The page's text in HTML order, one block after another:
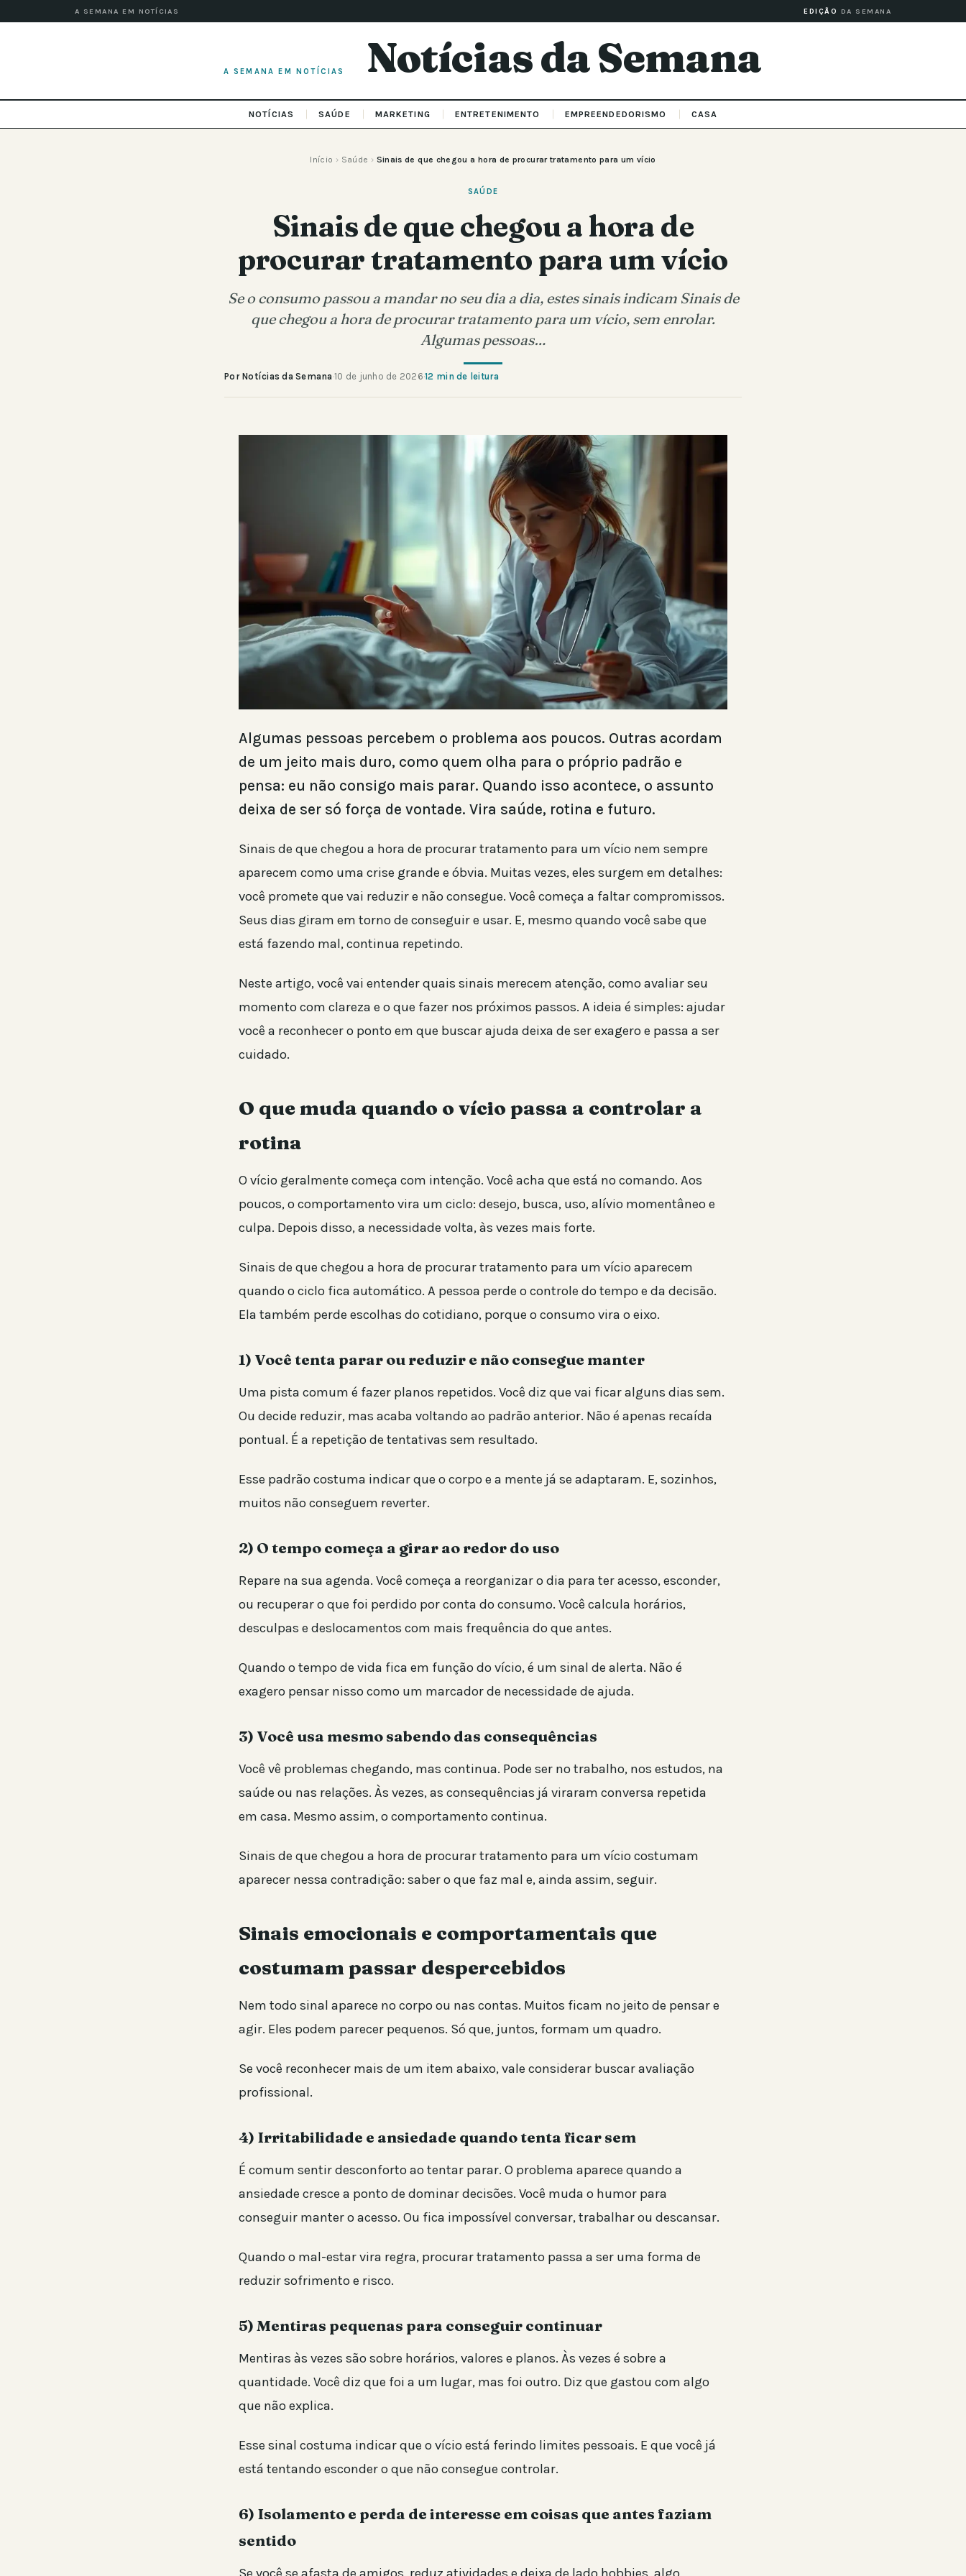
A SEMANA EM NOTÍCIAS EDIÇÃO DA SEMANA
A SEMANA EM NOTÍCIAS Notícias da Semana
NOTÍCIAS SAÚDE MARKETING ENTRETENIMENTO EMPREENDEDORISMO CASA
Início › Saúde › Sinais de que chegou a hora de procurar tratamento para um vício
SAÚDE
Sinais de que chegou a hora de
procurar tratamento para um vício
Se o consumo passou a mandar no seu dia a dia, estes sinais indicam Sinais de
que chegou a hora de procurar tratamento para um vício, sem enrolar.
Algumas pessoas…
Por Notícias da Semana ·10 de junho de 2026·12 min de leitura
Algumas pessoas percebem o problema aos poucos. Outras acordam
de um jeito mais duro, como quem olha para o próprio padrão e
pensa: eu não consigo mais parar. Quando isso acontece, o assunto
deixa de ser só força de vontade. Vira saúde, rotina e futuro.
Sinais de que chegou a hora de procurar tratamento para um vício nem sempre
aparecem como uma crise grande e óbvia. Muitas vezes, eles surgem em detalhes:
você promete que vai reduzir e não consegue. Você começa a faltar compromissos.
Seus dias giram em torno de conseguir e usar. E, mesmo quando você sabe que
está fazendo mal, continua repetindo.
Neste artigo, você vai entender quais sinais merecem atenção, como avaliar seu
momento com clareza e o que fazer nos próximos passos. A ideia é simples: ajudar
você a reconhecer o ponto em que buscar ajuda deixa de ser exagero e passa a ser
cuidado.
O que muda quando o vício passa a controlar a
rotina
O vício geralmente começa com intenção. Você acha que está no comando. Aos
poucos, o comportamento vira um ciclo: desejo, busca, uso, alívio momentâneo e
culpa. Depois disso, a necessidade volta, às vezes mais forte.
Sinais de que chegou a hora de procurar tratamento para um vício aparecem
quando o ciclo fica automático. A pessoa perde o controle do tempo e da decisão.
Ela também perde escolhas do cotidiano, porque o consumo vira o eixo.
1) Você tenta parar ou reduzir e não consegue manter
Uma pista comum é fazer planos repetidos. Você diz que vai ficar alguns dias sem.
Ou decide reduzir, mas acaba voltando ao padrão anterior. Não é apenas recaída
pontual. É a repetição de tentativas sem resultado.
Esse padrão costuma indicar que o corpo e a mente já se adaptaram. E, sozinhos,
muitos não conseguem reverter.
2) O tempo começa a girar ao redor do uso
Repare na sua agenda. Você começa a reorganizar o dia para ter acesso, esconder,
ou recuperar o que foi perdido por conta do consumo. Você calcula horários,
desculpas e deslocamentos com mais frequência do que antes.
Quando o tempo de vida fica em função do vício, é um sinal de alerta. Não é
exagero pensar nisso como um marcador de necessidade de ajuda.
3) Você usa mesmo sabendo das consequências
Você vê problemas chegando, mas continua. Pode ser no trabalho, nos estudos, na
saúde ou nas relações. Às vezes, as consequências já viraram conversa repetida
em casa. Mesmo assim, o comportamento continua.
Sinais de que chegou a hora de procurar tratamento para um vício costumam
aparecer nessa contradição: saber o que faz mal e, ainda assim, seguir.
Sinais emocionais e comportamentais que
costumam passar despercebidos
Nem todo sinal aparece no corpo ou nas contas. Muitos ficam no jeito de pensar e
agir. Eles podem parecer pequenos. Só que, juntos, formam um quadro.
Se você reconhecer mais de um item abaixo, vale considerar buscar avaliação
profissional.
4) Irritabilidade e ansiedade quando tenta ficar sem
É comum sentir desconforto ao tentar parar. O problema aparece quando a
ansiedade cresce a ponto de dominar decisões. Você muda o humor para
conseguir manter o acesso. Ou fica impossível conversar, trabalhar ou descansar.
Quando o mal-estar vira regra, procurar tratamento passa a ser uma forma de
reduzir sofrimento e risco.
5) Mentiras pequenas para conseguir continuar
Mentiras às vezes são sobre horários, valores e planos. Às vezes é sobre a
quantidade. Você diz que foi a um lugar, mas foi outro. Diz que gastou com algo
que não explica.
Esse sinal costuma indicar que o vício está ferindo limites pessoais. E que você já
está tentando esconder o que não consegue controlar.
6) Isolamento e perda de interesse em coisas que antes faziam
sentido